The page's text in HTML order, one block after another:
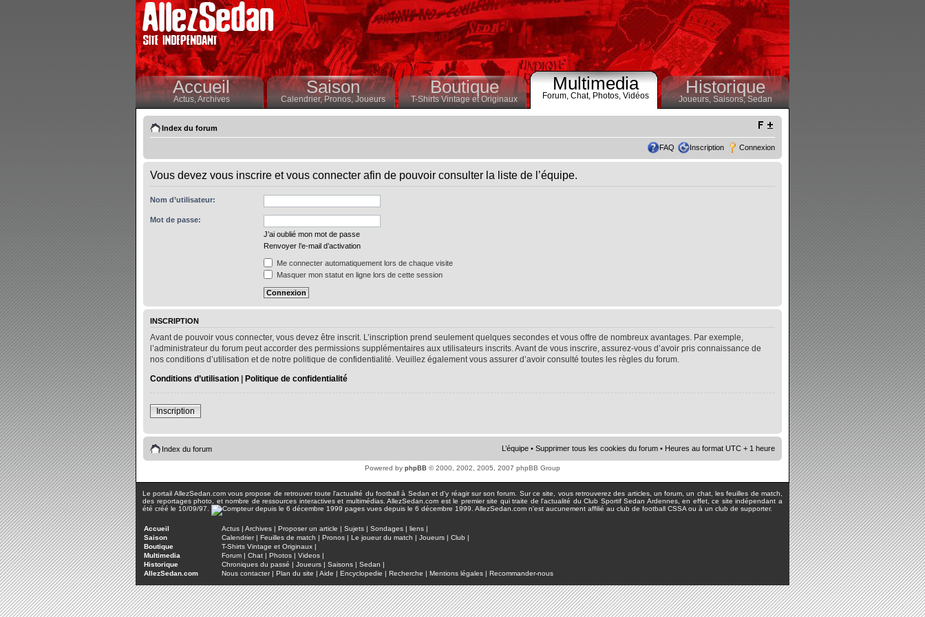
Accueil
Actus,Archives
Saison
Calendrier,Pronos, Joueurs
Boutique
T-Shirts Vintage et Originaux
Multimedia
Forum, Chat, Photos, Vidéos Historique
Joueurs, Saisons,Sedan
Index du forum
FAQ Inscription Connexion
Vous devez vous inscrire et vous connecter afin de pouvoir consulter la liste de l’équipe.
Nom d’utilisateur:
Mot de passe:
J’ai oublié mon mot de passe
Renvoyer l’e-mail d’activation
Me connecter automatiquement lors de chaque visite
Masquer mon statut en ligne lors de cette session
INSCRIPTION
Avant de pouvoir vous connecter, vous devez être inscrit. L’inscription prend seulement quelques secondes et vous offre de nombreux avantages. Par exemple,
l’administrateur du forum peut accorder des permissions supplémentaires aux utilisateurs inscrits. Avant de vous inscrire, assurez-vous d’avoir pris connaissance de
nos conditions d’utilisation et de notre politique de confidentialité. Veuillez également vous assurer d’avoir consulté toutes les règles du forum.
Conditions d’utilisation | Politique de confidentialité
Inscription
Index du forum L’équipe • Supprimer tous les cookies du forum • Heures au format UTC + 1 heure
Powered by phpBB © 2000, 2002, 2005, 2007 phpBB Group
Le portail AllezSedan.com vous propose de retrouver toute l'actualité du football à Sedan et d'y réagir sur son forum. Sur ce site, vous retrouverez des articles, un forum, un chat, les feuilles de match,
des reportages photo, et nombre de ressources interactives et multimédias. AllezSedan.com est le premier site qui traite de l'actualité du Club Sportif Sedan Ardennes, en effet, ce site indépendant a
été créé le 10/09/97.
pages vues depuis le 6 décembre 1999. AllezSedan.com n'est aucunement affilié au club de football CSSA ou à un club de supporter.
Accueil Actus | Archives | Proposer un article | Sujets | Sondages | liens |
Saison
Calendrier| Feuilles de match | Pronos | Le joueur du match | Joueurs | Club |
Boutique
T-Shirts Vintage et Originaux |
Multimedia
Forum | Chat | Photos | Videos |
Historique
Chroniques du passé | Joueurs | Saisons | Sedan |
AllezSedan.com
Nous contacter| Plan du site | Aide | Encyclopedie | Recherche | Mentions légales | Recommander-nous